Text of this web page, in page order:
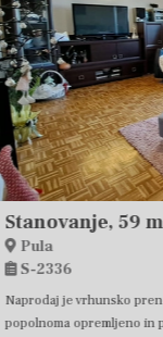
Medulin
S-2228
Na mirni lokaciji v
stavbe s skupno